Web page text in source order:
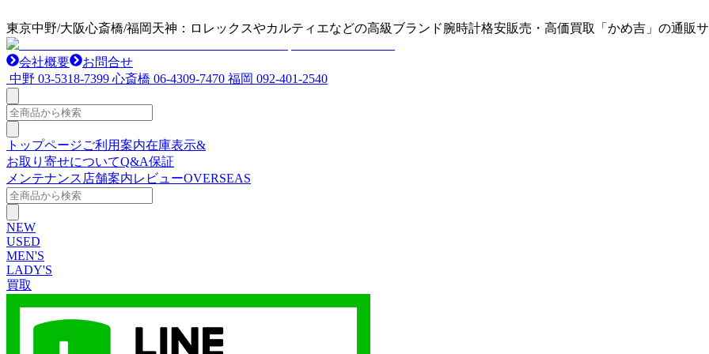
東京中野/大阪心斎橋/福岡天神：ロレックスやカルティエなどの高級ブランド腕時計格安販売・高価買取「かめ吉」の通販
会社概要
お問合せ
中野 03-5318-7399 心斎橋 06-4309-7470 福岡 092-401-2540
トップページご利用案内在庫表示&
お取り寄せについてQ&A保証
メンテナンス 店舗案内レビューOVERSEAS
NEW
USED
MEN'S
LADY'S
買取